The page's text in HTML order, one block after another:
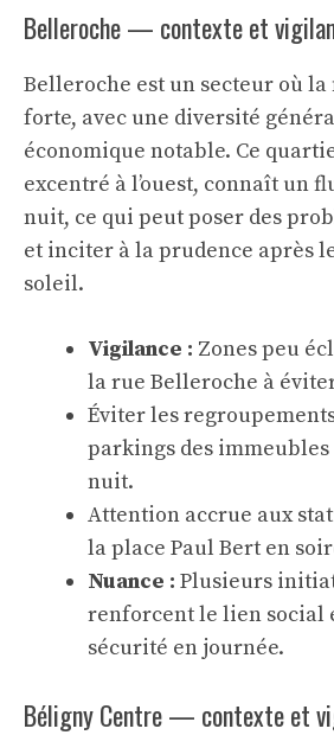
Belleroche — contexte et
Belleroche est un secteur où
forte, avec une diversité
économique notable. Ce
excentré à l’ouest, connaît un
nuit, ce qui peut poser des
et inciter à la prudence après
soleil.
Vigilance : Zones peu
la rue Belleroche à
Éviter les
parkings des
nuit.
Attention accrue aux
la place Paul Bert en
Nuance : Plusieurs
renforcent le lien social
sécurité en journée.
Béligny Centre — contexte et